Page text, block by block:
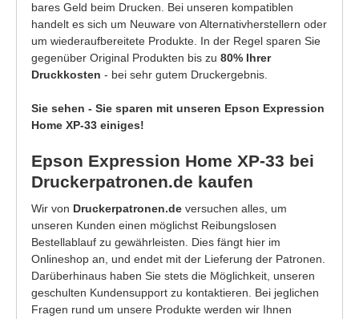
bares Geld beim Drucken. Bei unseren kompatiblen
handelt es sich um Neuware von Alternativherstellern oder
um wiederaufbereitete Produkte. In der Regel sparen Sie
gegenüber Original Produkten bis zu 80% Ihrer
Druckkosten - bei sehr gutem Druckergebnis.
Sie sehen - Sie sparen mit unseren Epson Expression
Home XP-33 einiges!
Epson Expression Home XP-33 bei
Druckerpatronen.de kaufen
Wir von Druckerpatronen.de versuchen alles, um
unseren Kunden einen möglichst Reibungslosen
Bestellablauf zu gewährleisten. Dies fängt hier im
Onlineshop an, und endet mit der Lieferung der Patronen.
Darüberhinaus haben Sie stets die Möglichkeit, unseren
geschulten Kundensupport zu kontaktieren. Bei jeglichen
Fragen rund um unsere Produkte werden wir Ihnen